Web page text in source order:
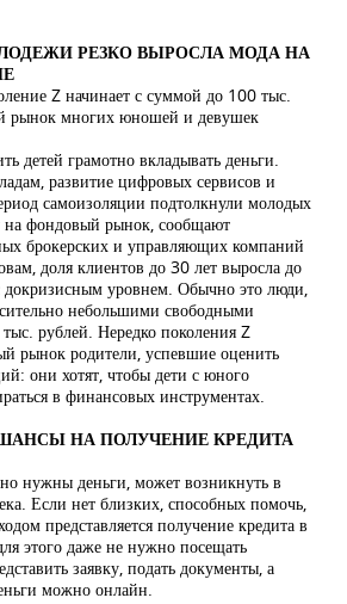
РЕЗКО ВЫРОСЛА МОДА НА
Z начинает с суммой до 100 тыс.
рынок многих юношей и девушек
детей грамотно вкладывать деньги.
развитие цифровых сервисов и
самоизоляции подтолкнули молодых
на фондовый рынок, сообщают
брокерских и управляющих компаний
доля клиентов до 30 лет выросла до
уровнем. Обычно это люди,
небольшими свободными
рублей. Нередко поколения Z
рынок родители, успевшие оценить
они хотят, чтобы дети с юного
в финансовых инструментах.
НА ПОЛУЧЕНИЕ КРЕДИТА
нужны деньги, может возникнуть в
Если нет близких, способных помочь,
представляется получение кредита в
этого даже не нужно посещать
заявку, подать документы, а
можно онлайн.